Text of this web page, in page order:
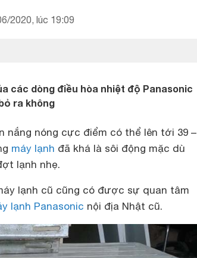
2020, lúc 19:09
các dòng điều hòa nhiệt độ Panasonic
ra không
nắng nóng cực điểm có thể lên tới 39 –
máy lạnh đã khá là sôi động mặc dù
lạnh nhẹ.
lạnh cũ cũng có được sự quan tâm
lạnh Panasonic nội địa Nhật cũ.